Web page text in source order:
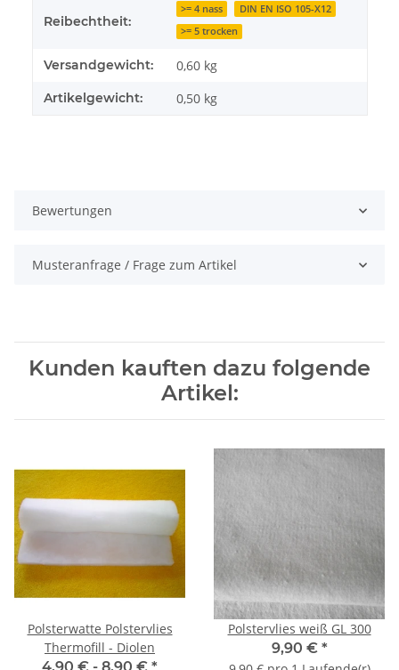
Reibechtheit:
>= 4 nass
DIN EN ISO 105-X12
>= 5 trocken
Versandgewicht: 0,60 kg
Artikelgewicht: 0,50 kg
Bewertungen
Musteranfrage / Frage zum Artikel
Kunden kauften dazu folgende
Artikel:
Polsterwatte Polstervlies
Thermofill - Diolen
Polstervlies weiß GL 300
9,90 € *